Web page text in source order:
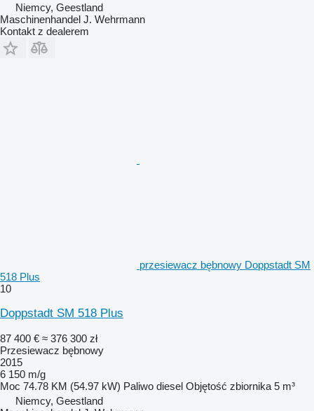
Niemcy, Geestland
Maschinenhandel J. Wehrmann
Kontakt z dealerem
przesiewacz bębnowy Doppstadt SM
518 Plus
10
Doppstadt SM 518 Plus
87 400 € ≈ 376 300 zł
Przesiewacz bębnowy
2015
6 150 m/g
Moc 74.78 KM (54.97 kW) Paliwo diesel Objętość zbiornika 5 m³
Niemcy, Geestland